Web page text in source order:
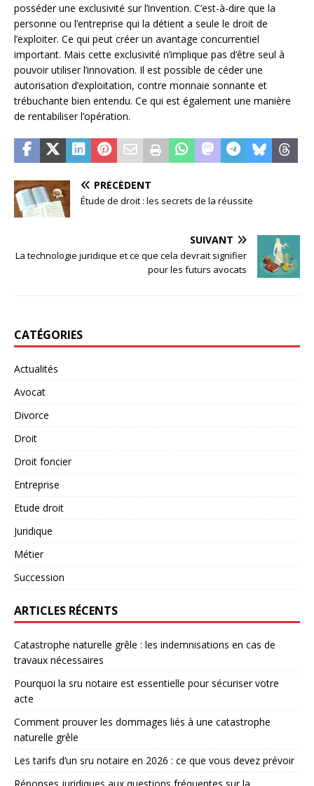
posséder une exclusivité sur l’invention. C’est-à-dire que la
personne ou l’entreprise qui la détient a seule le droit de
l’exploiter. Ce qui peut créer un avantage concurrentiel
important. Mais cette exclusivité n’implique pas d’être seul à
pouvoir utiliser l’innovation. Il est possible de céder une
autorisation d’exploitation, contre monnaie sonnante et
trébuchante bien entendu. Ce qui est également une manière
de rentabiliser l’opération.
PRÉCÉDENT
Étude de droit : les secrets de la réussite
SUIVANT
La technologie juridique et ce que cela devrait signifier
pour les futurs avocats
CATÉGORIES
Actualités
Avocat
Divorce
Droit
Droit foncier
Entreprise
Etude droit
Juridique
Métier
Succession
ARTICLES RÉCENTS
Catastrophe naturelle grêle : les indemnisations en cas de
travaux nécessaires
Pourquoi la sru notaire est essentielle pour sécuriser votre
acte
Comment prouver les dommages liés à une catastrophe
naturelle grêle
Les tarifs d’un sru notaire en 2026 : ce que vous devez prévoir